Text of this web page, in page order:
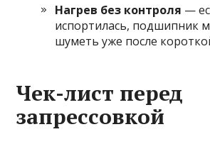
Нагрев без контроля —
испортилась, подшипник
шуметь уже после
Чек-лист перед
запрессовкой